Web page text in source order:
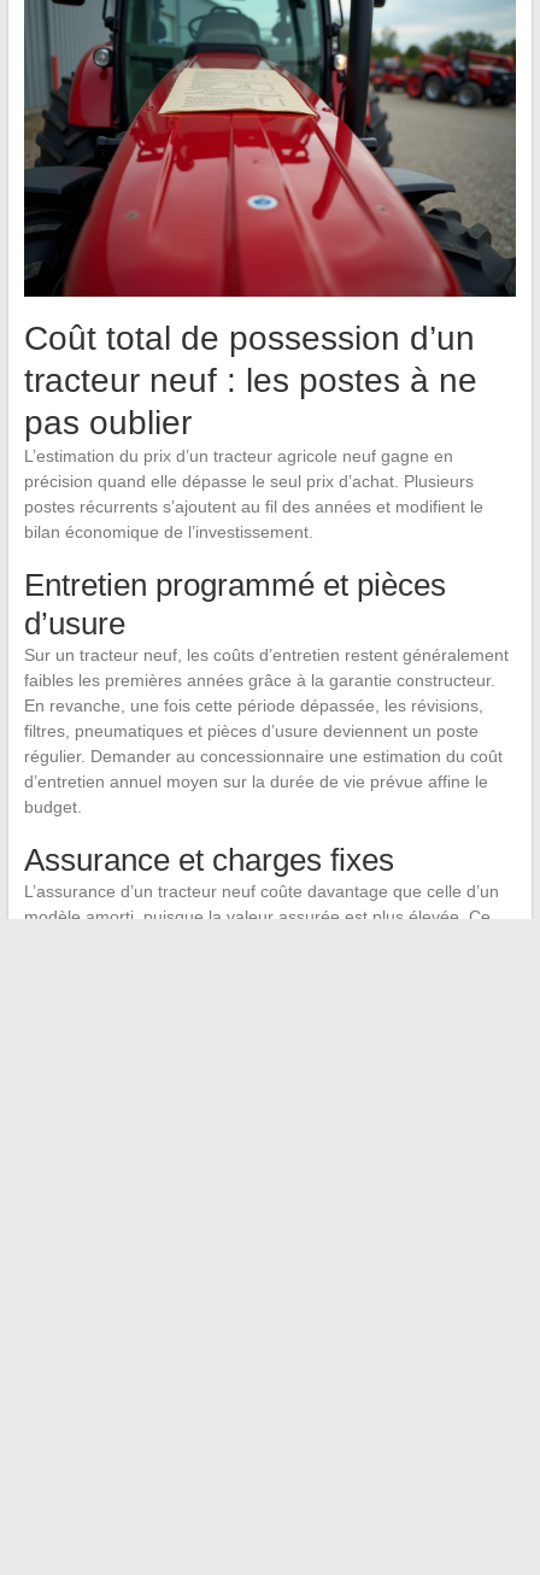
Coût total de possession d’un
tracteur neuf : les postes à ne
pas oublier
L’estimation du prix d’un tracteur agricole neuf gagne en
précision quand elle dépasse le seul prix d’achat. Plusieurs
postes récurrents s’ajoutent au fil des années et modifient le
bilan économique de l’investissement.
Entretien programmé et pièces
d’usure
Sur un tracteur neuf, les coûts d’entretien restent généralement
faibles les premières années grâce à la garantie constructeur.
En revanche, une fois cette période dépassée, les révisions,
filtres, pneumatiques et pièces d’usure deviennent un poste
régulier. Demander au concessionnaire une estimation du coût
d’entretien annuel moyen sur la durée de vie prévue affine le
budget.
Assurance et charges fixes
L’assurance d’un tracteur neuf coûte davantage que celle d’un
modèle amorti, puisque la valeur assurée est plus élevée. Ce